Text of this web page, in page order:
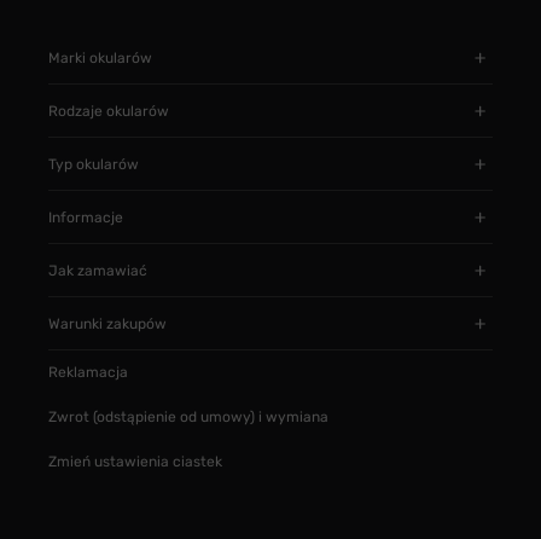
Marki okularów
Rodzaje okularów
Typ okularów
Informacje
Jak zamawiać
Warunki zakupów
Reklamacja
Zwrot (odstąpienie od umowy) i wymiana
Zmień ustawienia ciastek